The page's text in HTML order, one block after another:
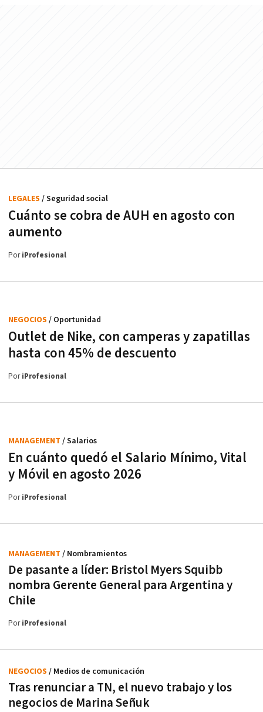
Cuánto se cobra de AUH en agosto con
aumento
LEGALES / Seguridad social
PoriProfesional
Outlet de Nike, con camperas y zapatillas
hasta con 45% de descuento
NEGOCIOS / Oportunidad
PoriProfesional
En cuánto quedó el Salario Mínimo, Vital
y Móvil en agosto 2026
MANAGEMENT / Salarios
PoriProfesional
De pasante a líder: Bristol Myers Squibb
nombra Gerente General para Argentina y
Chile
MANAGEMENT / Nombramientos
PoriProfesional
Tras renunciar a TN, el nuevo trabajo y los
negocios de Marina Señuk
NEGOCIOS / Medios de comunicación